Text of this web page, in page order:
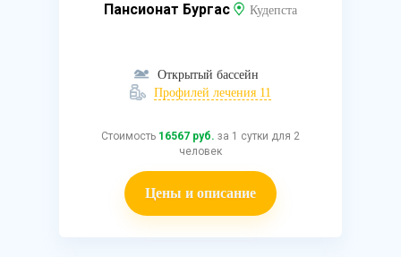
Пансионат Бургас Кудепста
Открытый бассейн
Профилей лечения 11
Стоимость 16567 руб. за 1 сутки для 2
человек
Цены и описание